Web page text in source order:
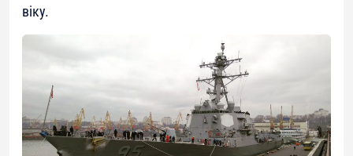
віку.